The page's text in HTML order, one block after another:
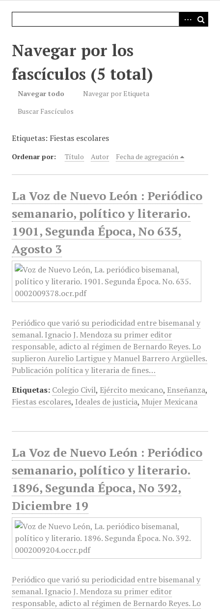
Navegar por los
fascículos (5 total)
Navegar todo
Navegar por Etiqueta
Buscar Fascículos
Etiquetas: Fiestas escolares
Ordenar por: Título Autor Fecha de agregación
La Voz de Nuevo León : Periódico
semanario, político y literario.
1901, Segunda Época, No 635,
Agosto 3
Periódico que varió su periodicidad entre bisemanal y
semanal. Ignacio J. Mendoza su primer editor
responsable, adicto al régimen de Bernardo Reyes. Lo
suplieron Aurelio Lartigue y Manuel Barrero Argüelles.
Publicación política y literaria de fines…
Etiquetas: Colegio Civil, Ejército mexicano, Enseñanza,
Fiestas escolares, Ideales de justicia, Mujer Mexicana
La Voz de Nuevo León : Periódico
semanario, político y literario.
1896, Segunda Época, No 392,
Diciembre 19
Periódico que varió su periodicidad entre bisemanal y
semanal. Ignacio J. Mendoza su primer editor
responsable, adicto al régimen de Bernardo Reyes. Lo